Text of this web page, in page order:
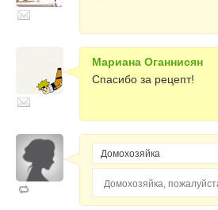
Мариана Оганнисян
Спасибо за рецепт!